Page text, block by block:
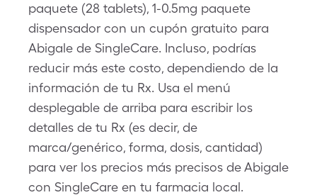
paquete (28 tablets), 1-0.5mg paquete
dispensador con un cupón gratuito para
Abigale de SingleCare. Incluso, podrías
reducir más este costo, dependiendo de la
información de tu Rx. Usa el menú
desplegable de arriba para escribir los
detalles de tu Rx (es decir, de
marca/genérico, forma, dosis, cantidad)
para ver los precios más precisos de Abigale
con SingleCare en tu farmacia local.